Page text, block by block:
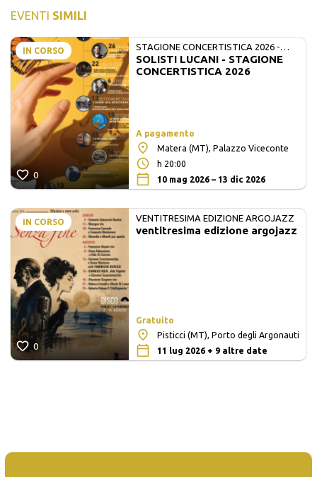
EVENTI SIMILI
IN CORSO
0
STAGIONE CONCERTISTICA 2026 -
MATE E SOLISTI LUCANI
SOLISTI LUCANI - STAGIONE
CONCERTISTICA 2026
A pagamento
Matera (MT), Palazzo Viceconte
h 20:00
10 mag 2026 – 13 dic 2026
IN CORSO
0
VENTITRESIMA EDIZIONE ARGOJAZZ
ventitresima edizione argojazz
Gratuito
Pisticci (MT), Porto degli Argonauti
11 lug 2026 + 9 altre date